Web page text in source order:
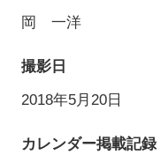
岡 一洋
撮影日
2018年5月20日
カレンダー掲載記録